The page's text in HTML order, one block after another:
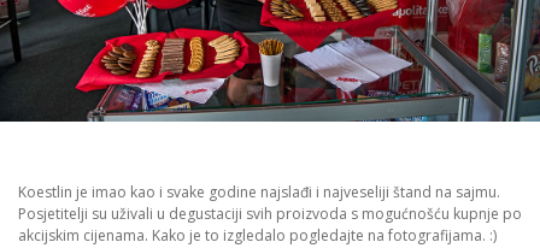
Koestlin je imao kao i svake godine najslađi i najveseliji štand na sajmu.
Posjetitelji su uživali u degustaciji svih proizvoda s mogućnošću kupnje po
akcijskim cijenama. Kako je to izgledalo pogledajte na fotografijama. :)